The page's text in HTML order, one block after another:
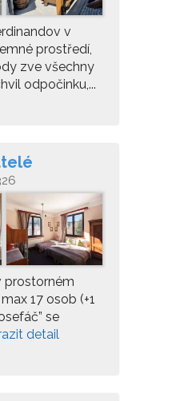
v
prostředí,
zve všechny
odpočinku,...
prostorném
17 osob (+1
se
detail